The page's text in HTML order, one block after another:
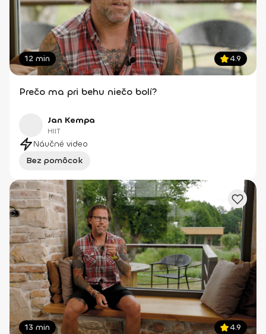
12 min 4.9
Prečo ma pri behu niečo bolí?
Jan Kempa
HIIT
Náučné video
Bez pomôcok
13 min 4.9